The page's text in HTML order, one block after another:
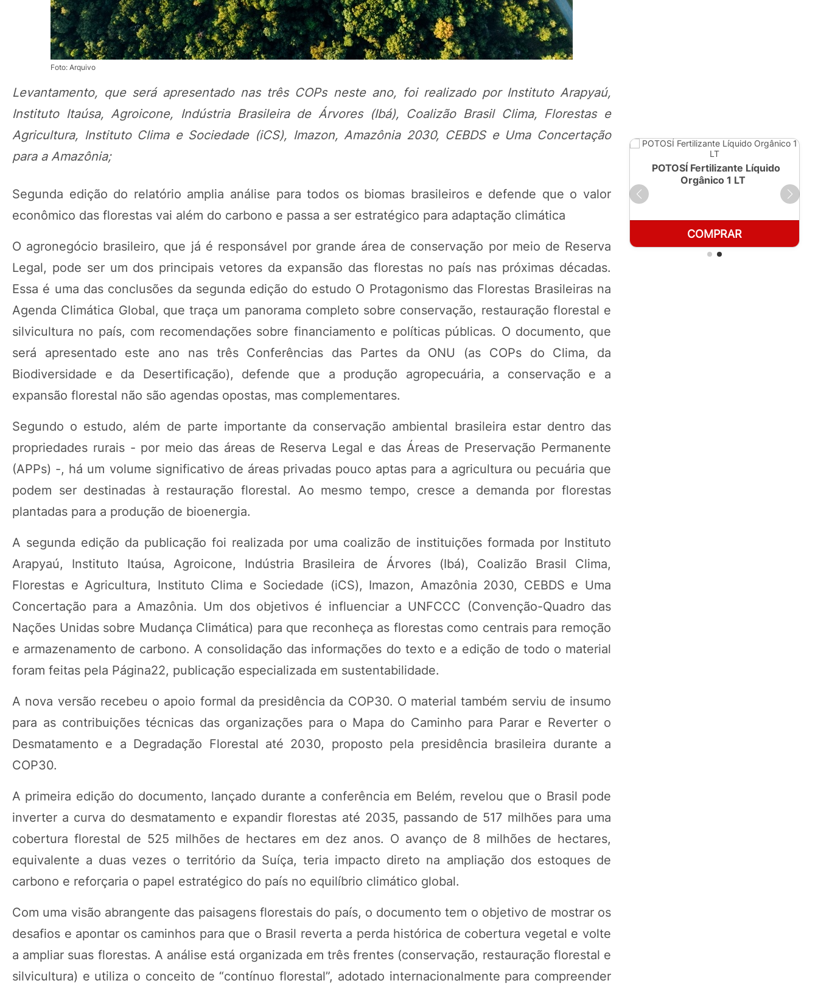
Foto: Arquivo
Levantamento, que será apresentado nas três COPs neste ano, foi realizado por Instituto Arapyaú,
Instituto Itaúsa, Agroicone, Indústria Brasileira de Árvores (Ibá), Coalizão Brasil Clima, Florestas e
Agricultura, Instituto Clima e Sociedade (iCS), Imazon, Amazônia 2030, CEBDS e Uma Concertação
para a Amazônia;
Segunda edição do relatório amplia análise para todos os biomas brasileiros e defende que o valor
econômico das florestas vai além do carbono e passa a ser estratégico para adaptação climática
O agronegócio brasileiro, que já é responsável por grande área de conservação por meio de Reserva
Legal, pode ser um dos principais vetores da expansão das florestas no país nas próximas décadas.
Essa é uma das conclusões da segunda edição do estudo O Protagonismo das Florestas Brasileiras na
Agenda Climática Global, que traça um panorama completo sobre conservação, restauração florestal e
silvicultura no país, com recomendações sobre financiamento e políticas públicas. O documento, que
será apresentado este ano nas três Conferências das Partes da ONU (as COPs do Clima, da
Biodiversidade e da Desertificação), defende que a produção agropecuária, a conservação e a
expansão florestal não são agendas opostas, mas complementares.
Segundo o estudo, além de parte importante da conservação ambiental brasileira estar dentro das
propriedades rurais - por meio das áreas de Reserva Legal e das Áreas de Preservação Permanente
(APPs) -, há um volume significativo de áreas privadas pouco aptas para a agricultura ou pecuária que
podem ser destinadas à restauração florestal. Ao mesmo tempo, cresce a demanda por florestas
plantadas para a produção de bioenergia.
A segunda edição da publicação foi realizada por uma coalizão de instituições formada por Instituto
Arapyaú, Instituto Itaúsa, Agroicone, Indústria Brasileira de Árvores (Ibá), Coalizão Brasil Clima,
Florestas e Agricultura, Instituto Clima e Sociedade (iCS), Imazon, Amazônia 2030, CEBDS e Uma
Concertação para a Amazônia. Um dos objetivos é influenciar a UNFCCC (Convenção-Quadro das
Nações Unidas sobre Mudança Climática) para que reconheça as florestas como centrais para remoção
e armazenamento de carbono. A consolidação das informações do texto e a edição de todo o material
foram feitas pela Página22, publicação especializada em sustentabilidade.
A nova versão recebeu o apoio formal da presidência da COP30. O material também serviu de insumo
para as contribuições técnicas das organizações para o Mapa do Caminho para Parar e Reverter o
Desmatamento e a Degradação Florestal até 2030, proposto pela presidência brasileira durante a
COP30.
A primeira edição do documento, lançado durante a conferência em Belém, revelou que o Brasil pode
inverter a curva do desmatamento e expandir florestas até 2035, passando de 517 milhões para uma
cobertura florestal de 525 milhões de hectares em dez anos. O avanço de 8 milhões de hectares,
equivalente a duas vezes o território da Suíça, teria impacto direto na ampliação dos estoques de
carbono e reforçaria o papel estratégico do país no equilíbrio climático global.
Com uma visão abrangente das paisagens florestais do país, o documento tem o objetivo de mostrar os
desafios e apontar os caminhos para que o Brasil reverta a perda histórica de cobertura vegetal e volte
a ampliar suas florestas. A análise está organizada em três frentes (conservação, restauração florestal e
silvicultura) e utiliza o conceito de “contínuo florestal”, adotado internacionalmente para compreender
POTOSÍ Fertilizante Líquido
Orgânico 1 LT
COMPRAR